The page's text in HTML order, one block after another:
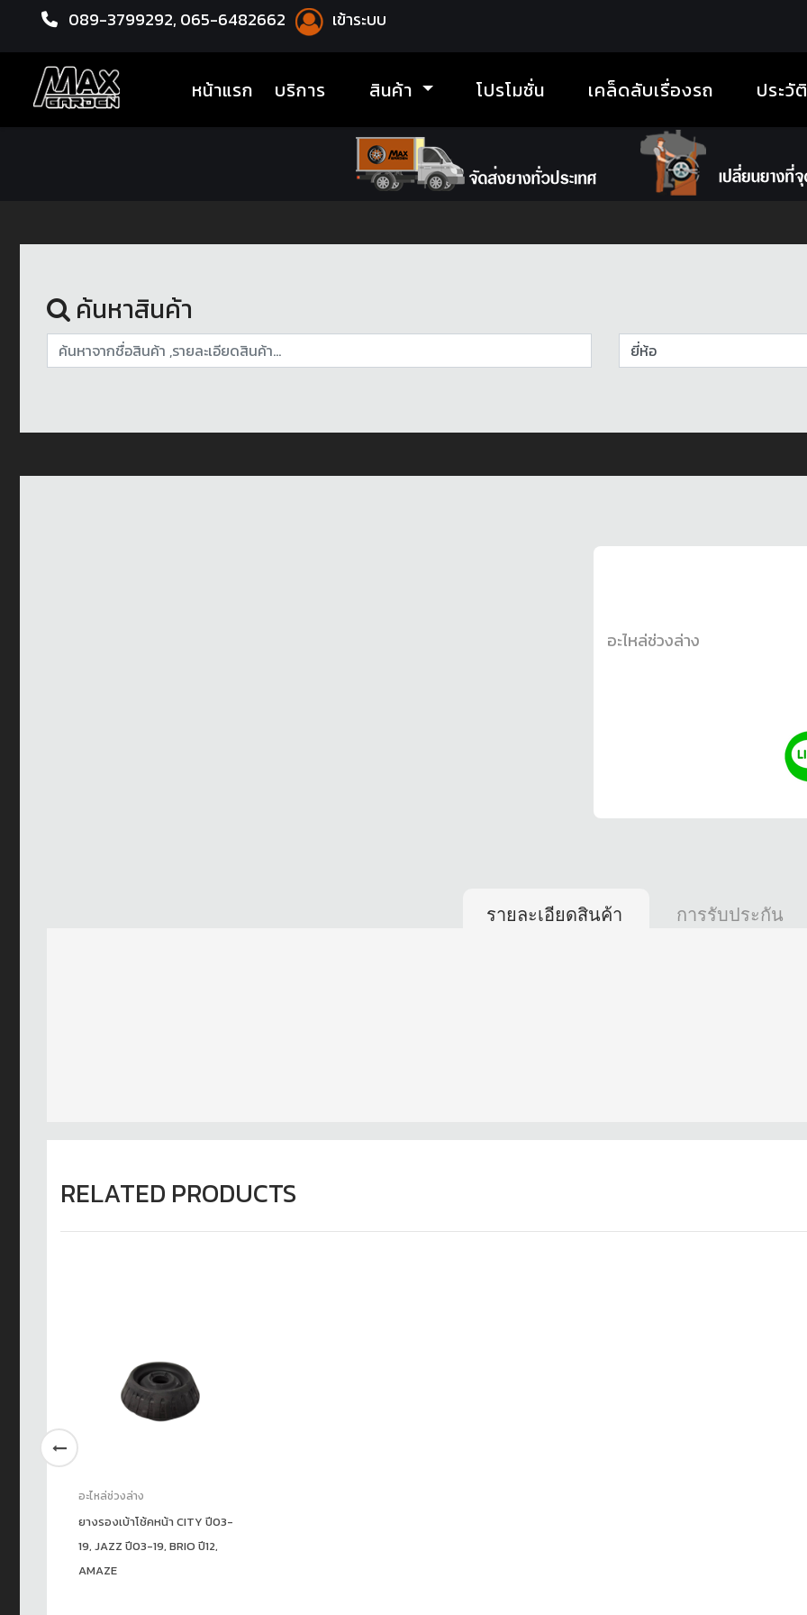
089-3799292, 065-6482662 เข้าระบบ
หน้าแรก(current)
บริการ สินค้า โปรโมชั่น เคล็ดลับเรื่องรถ ประวั
หน้าแรก อะไหล่ช่วงล่าง
ค้นหาสินค้า
อะไหล่ช่วงล่าง
รายละเอียดสินค้า การรับประกัน
RELATED PRODUCTS
อะไหล่ช่วงล่าง
ยางรองเบ้าโช้คหน้า CITY ปี03-
19, JAZZ ปี03-19, BRIO ปี12,
AMAZE